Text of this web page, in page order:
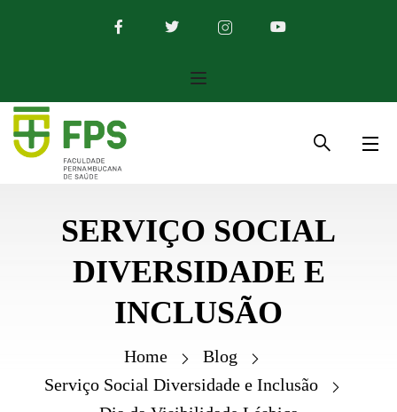
SERVIÇO SOCIAL
DIVERSIDADE E
INCLUSÃO
Home
Blog
Serviço Social Diversidade e Inclusão